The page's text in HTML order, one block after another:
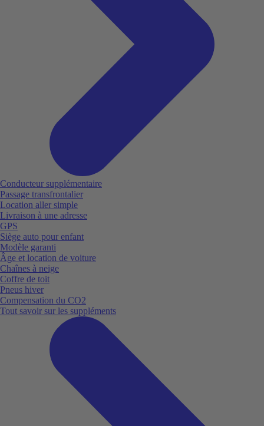
Conducteur supplémentaire
Passage transfrontalier
Location aller simple
Livraison à une adresse
GPS
Siège auto pour enfant
Modèle garanti
Âge et location de voiture
Chaînes à neige
Coffre de toit
Pneus hiver
Compensation du CO2
Tout savoir sur les suppléments